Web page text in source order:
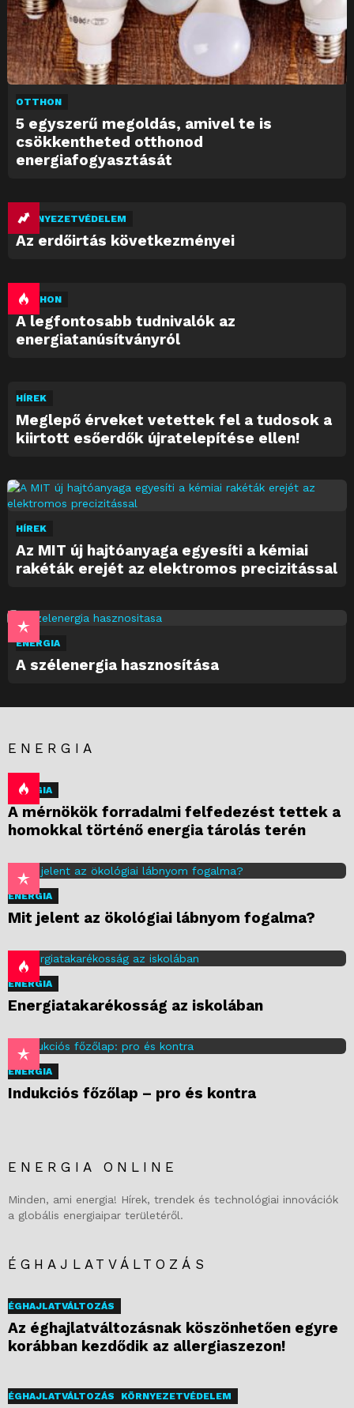
OTTHON
5 egyszerű megoldás, amivel te is
csökkentheted otthonod
energiafogyasztását
KÖRNYEZETVÉDELEM
Az erdőirtás következményei
OTTHON
A legfontosabb tudnivalók az
energiatanúsítványról
HÍREK
Meglepő érveket vetettek fel a tudosok a
kiirtott esőerdők újratelepítése ellen!
HÍREK
Az MIT új hajtóanyaga egyesíti a kémiai
rakéták erejét az elektromos precizitással
ENERGIA
A szélenergia hasznosítása
ENERGIA
ENERGIA
A mérnökök forradalmi felfedezést tettek a
homokkal történő energia tárolás terén
ENERGIA
Mit jelent az ökológiai lábnyom fogalma?
ENERGIA
Energiatakarékosság az iskolában
ENERGIA
Indukciós főzőlap – pro és kontra
ENERGIA ONLINE
Minden, ami energia! Hírek, trendek és technológiai innovációk
a globális energiaipar területéről.
ÉGHAJLATVÁLTOZÁS
ÉGHAJLATVÁLTOZÁS
Az éghajlatváltozásnak köszönhetően egyre
korábban kezdődik az allergiaszezon!
ÉGHAJLATVÁLTOZÁS KÖRNYEZETVÉDELEM